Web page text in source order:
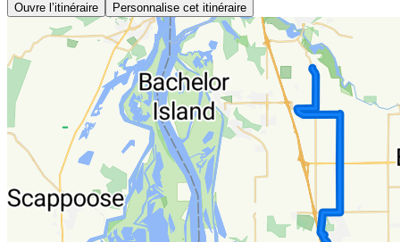
Ouvre l’itinéraire Personnalise cet itinéraire